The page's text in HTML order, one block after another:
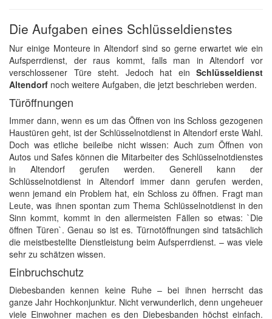
Die Aufgaben eines Schlüsseldienstes
Nur einige Monteure in Altendorf sind so gerne erwartet wie ein
Aufsperrdienst, der raus kommt, falls man in Altendorf vor
verschlossener Türe steht. Jedoch hat ein Schlüsseldienst
Altendorf noch weitere Aufgaben, die jetzt beschrieben werden.
Türöffnungen
Immer dann, wenn es um das Öffnen von ins Schloss gezogenen
Haustüren geht, ist der Schlüsselnotdienst in Altendorf erste Wahl.
Doch was etliche beileibe nicht wissen: Auch zum Öffnen von
Autos und Safes können die Mitarbeiter des Schlüsselnotdienstes
in Altendorf gerufen werden. Generell kann der
Schlüsselnotdienst in Altendorf immer dann gerufen werden,
wenn jemand ein Problem hat, ein Schloss zu öffnen. Fragt man
Leute, was ihnen spontan zum Thema Schlüsselnotdienst in den
Sinn kommt, kommt in den allermeisten Fällen so etwas: `Die
öffnen Türen`. Genau so ist es. Türnotöffnungen sind tatsächlich
die meistbestellte Dienstleistung beim Aufsperrdienst. – was viele
sehr zu schätzen wissen.
Einbruchschutz
Diebesbanden kennen keine Ruhe – bei ihnen herrscht das
ganze Jahr Hochkonjunktur. Nicht verwunderlich, denn ungeheuer
viele Einwohner machen es den Diebesbanden höchst einfach.